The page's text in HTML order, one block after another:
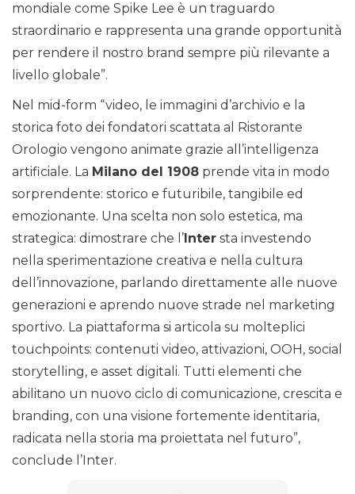
mondiale come Spike Lee è un traguardo
straordinario e rappresenta una grande opportunità
per rendere il nostro brand sempre più rilevante a
livello globale”.
Nel mid-form “video, le immagini d’archivio e la
storica foto dei fondatori scattata al Ristorante
Orologio vengono animate grazie all’intelligenza
artificiale. La Milano del 1908 prende vita in modo
sorprendente: storico e futuribile, tangibile ed
emozionante. Una scelta non solo estetica, ma
strategica: dimostrare che l’Inter sta investendo
nella sperimentazione creativa e nella cultura
dell’innovazione, parlando direttamente alle nuove
generazioni e aprendo nuove strade nel marketing
sportivo. La piattaforma si articola su molteplici
touchpoints: contenuti video, attivazioni, OOH, social
storytelling, e asset digitali. Tutti elementi che
abilitano un nuovo ciclo di comunicazione, crescita e
branding, con una visione fortemente identitaria,
radicata nella storia ma proiettata nel futuro”,
conclude l’Inter.